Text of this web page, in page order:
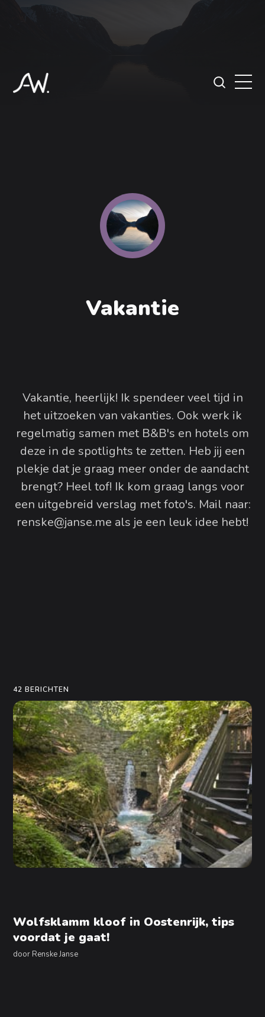
Vakantie
Vakantie, heerlijk! Ik spendeer veel tijd in
het uitzoeken van vakanties. Ook werk ik
regelmatig samen met B&B's en hotels om
deze in de spotlights te zetten. Heb jij een
plekje dat je graag meer onder de aandacht
brengt? Heel tof! Ik kom graag langs voor
een uitgebreid verslag met foto's. Mail naar:
renske@janse.me als je een leuk idee hebt!
42 BERICHTEN
Wolfsklamm kloof in Oostenrijk, tips
voordat je gaat!
door Renske Janse